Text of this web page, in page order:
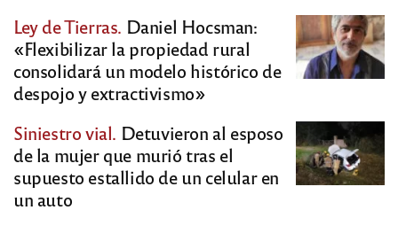
Ley de Tierras. Daniel Hocsman:
«Flexibilizar la propiedad rural
consolidará un modelo histórico de
despojo y extractivismo»
Siniestro vial. Detuvieron al esposo
de la mujer que murió tras el
supuesto estallido de un celular en
un auto